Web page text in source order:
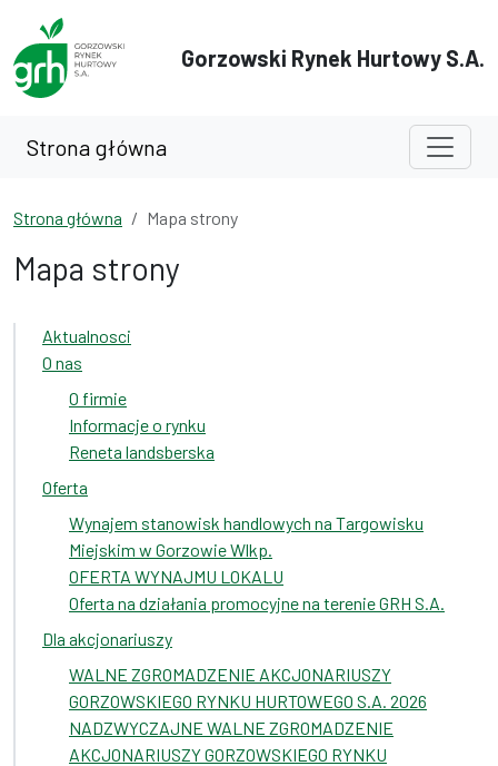
Przejdź do treści
Przejdź do wyszukiwarki
Gorzowski Rynek Hurtowy S.A.
Strona główna
Strona główna Mapa strony
Mapa strony
Aktualnosci
O nas
O firmie
Informacje o rynku
Reneta landsberska
Oferta
Wynajem stanowisk handlowych na Targowisku
Miejskim w Gorzowie Wlkp.
OFERTA WYNAJMU LOKALU
Oferta na działania promocyjne na terenie GRH S.A.
Dla akcjonariuszy
WALNE ZGROMADZENIE AKCJONARIUSZY
GORZOWSKIEGO RYNKU HURTOWEGO S.A. 2026
NADZWYCZAJNE WALNE ZGROMADZENIE
AKCJONARIUSZY GORZOWSKIEGO RYNKU